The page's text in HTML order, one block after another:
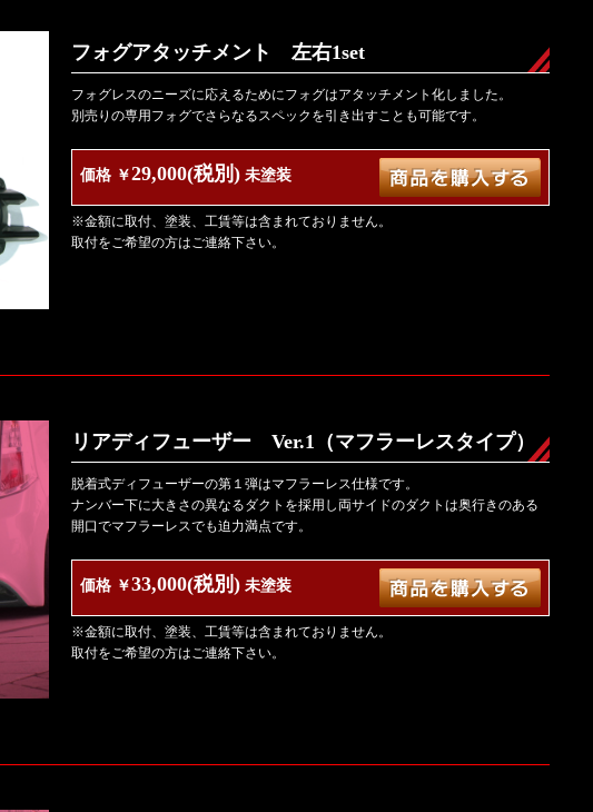
フォグアタッチメント 左右1set
フォグレスのニーズに応えるためにフォグはアタッチメント化しました。
別売りの専用フォグでさらなるスペックを引き出すことも可能です。
価格 ￥29,000(税別) 未塗装
※金額に取付、塗装、工賃等は含まれておりません。
取付をご希望の方はご連絡下さい。
リアディフューザー Ver.1（マフラーレスタイプ）
脱着式ディフューザーの第１弾はマフラーレス仕様です。
ナンバー下に大きさの異なるダクトを採用し両サイドのダクトは奥行きのある
開口でマフラーレスでも迫力満点です。
価格 ￥33,000(税別) 未塗装
※金額に取付、塗装、工賃等は含まれておりません。
取付をご希望の方はご連絡下さい。